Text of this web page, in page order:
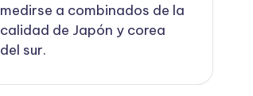
medirse a combinados de la
calidad de Japón y corea
del sur.